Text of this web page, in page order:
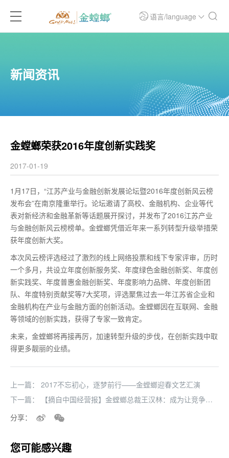
语言/language
新闻资讯
金螳螂荣获2016年度创新实践奖
2017-01-19
1月17日，“江苏产业与金融创新发展论坛暨2016年度创新风云榜
发布会”在南京隆重举行。论坛邀请了高校、金融机构、企业等代
表对新经济和金融革新等话题展开探讨，并发布了2016江苏产业
与金融创新风云榜榜单。金螳螂凭借近年来一系列转型升级举措荣
获年度创新大奖。
本次风云榜评选经过了激烈的线上网络投票和线下专家评审，历时
一个多月，共设立年度创新服务奖、年度绿色金融创新奖、年度创
新实践奖、年度普惠金融创新奖、年度影响力品牌、年度创新团
队、年度特别贡献奖等7大奖项，评选聚焦过去一年江苏省企业和
金融机构在产业与金融方面的创新活动。金螳螂因在互联网、金融
等领域的创新实践，获得了专家一致肯定。
未来，金螳螂将再接再厉，加速转型升级的步伐，在创新实践中取
得更多靓丽的业绩。
上一篇：
2017不忘初心，逐梦前行——金螳螂迎春文艺汇演
下一篇：
【摘自中国经营报】金螳螂总裁王汉林：成为让竞争对
分享：
您可能感兴趣